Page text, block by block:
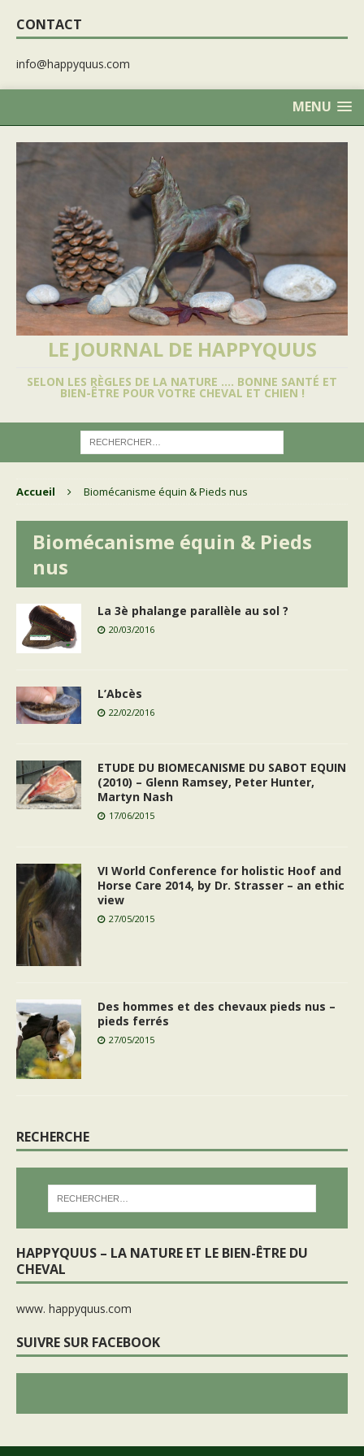
CONTACT
info@happyquus.com
MENU
LE JOURNAL DE HAPPYQUUS
SELON LES RÈGLES DE LA NATURE …. BONNE SANTÉ ET
BIEN-ÊTRE POUR VOTRE CHEVAL ET CHIEN !
Accueil Biomécanisme équin & Pieds nus
Biomécanisme équin & Pieds
nus
La 3è phalange parallèle au sol ?
20/03/2016
L’Abcès
22/02/2016
ETUDE DU BIOMECANISME DU SABOT EQUIN
(2010) – Glenn Ramsey, Peter Hunter,
Martyn Nash
17/06/2015
VI World Conference for holistic Hoof and
Horse Care 2014, by Dr. Strasser – an ethic
view
27/05/2015
Des hommes et des chevaux pieds nus –
pieds ferrés
27/05/2015
RECHERCHE
HAPPYQUUS – LA NATURE ET LE BIEN-ÊTRE DU
CHEVAL
www. happyquus.com
SUIVRE SUR FACEBOOK